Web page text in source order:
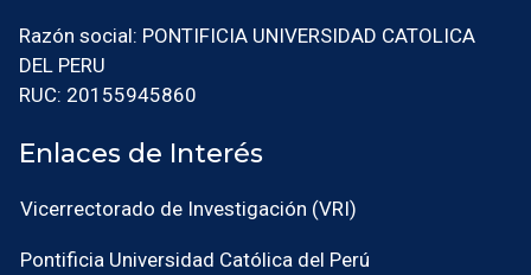
Razón social: PONTIFICIA UNIVERSIDAD CATOLICA
DEL PERU
RUC: 20155945860
Enlaces de Interés
Vicerrectorado de Investigación (VRI)
Pontificia Universidad Católica del Perú